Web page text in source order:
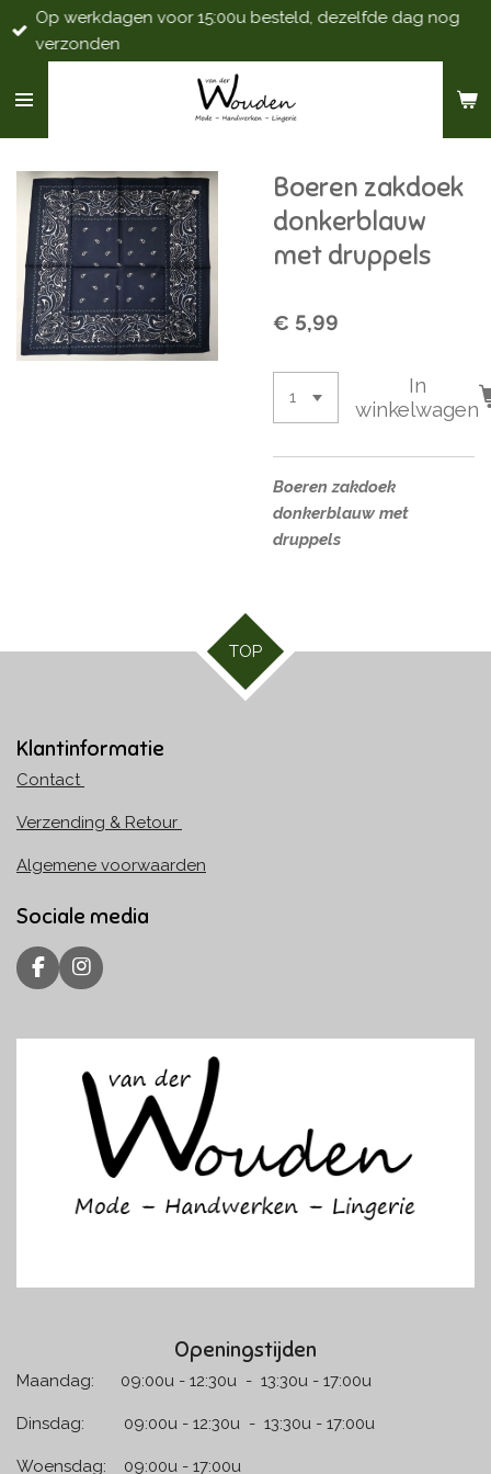
Ga
direct
de
Op werkdagen voor 15:00u besteld, dezelfde dag nog
verzonden
Boeren zakdoek
donkerblauw
met druppels
€ 5,99
In
winkelwagen
Boeren zakdoek
donkerblauw met
druppels
TOP
Klantinformatie
Contact
Verzending & Retour
Algemene voorwaarden
Sociale media
F
a
e
I
n
t
g
r
a
m
Openingstijden
Maandag: 09:00u - 12:30u - 13:30u - 17:00u
Dinsdag: 09:00u - 12:30u - 13:30u - 17:00u
Woensdag: 09:00u - 17:00u